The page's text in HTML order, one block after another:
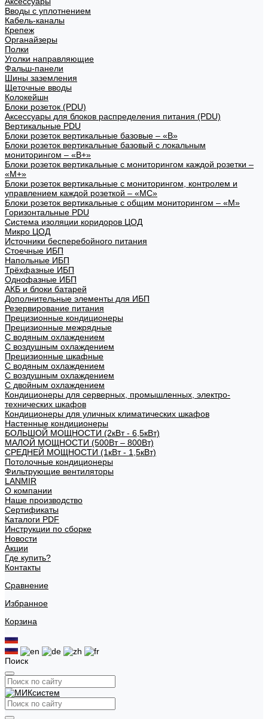
Вводы с уплотнением
Кабель-каналы
Крепеж
Органайзеры
Полки
Уголки направляющие
Фальш-панели
Шины заземления
Щеточные вводы
Колокейшн
Блоки розеток (PDU)
Аксессуары для блоков распределения питания (PDU)
Вертикальные PDU
Блоки розеток вертикальные базовые – «В»
Блоки розеток вертикальные базовый с локальным
мониторингом – «В+»
Блоки розеток вертикальные с мониторингом каждой розетки –
«М+»
Блоки розеток вертикальные с мониторингом, контролем и
управлением каждой розеткой – «МС»
Блоки розеток вертикальные с общим мониторингом – «М»
Горизонтальные PDU
Система изоляции коридоров ЦОД
Микро ЦОД
Источники бесперебойного питания
Стоечные ИБП
Напольные ИБП
Трёхфазные ИБП
Однофазные ИБП
АКБ и блоки батарей
Дополнительные элементы для ИБП
Резервирование питания
Прецизионные кондиционеры
Прецизионные межрядные
С водяным охлаждением
С воздушным охлаждением
Прецизионные шкафные
С водяным охлаждением
С воздушным охлаждением
С двойным охлаждением
Кондиционеры для серверных, промышленных, электро-
технических шкафов
Кондиционеры для уличных климатических шкафов
Настенные кондиционеры
БОЛЬШОЙ МОЩНОСТИ (2кВт - 6,5кВт)
МАЛОЙ МОЩНОСТИ (500Вт – 800Вт)
СРЕДНЕЙ МОЩНОСТИ (1кВт - 1,5кВт)
Потолочные кондиционеры
Фильтрующие вентиляторы
LANMIR
О компании
Наше производство
Сертификаты
Каталоги PDF
Инструкции по сборке
Новости
Акции
Где купить?
Контакты
Сравнение
Избранное
Корзина
Поиск